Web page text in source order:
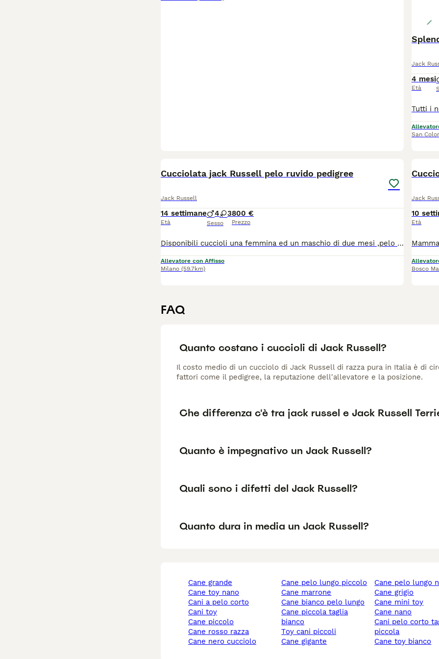
Jack
4 mesi
Età
San
Cucciolata jack Russell pelo ruvido pedigree
Jack Russell
14 settimane
Età
4 3
Sesso
800 €
Prezzo
Disponibili cuccioli una femmina ed un maschio di due mesi ,pelo ruvido bianco tan Carattere tranquillo cresciuti in famiglia a stretto contatto con noi piccola taglia 5 /6 kg da adulto Ceduti solo a referenziati visibili con i genitori, test genetici e certificazione ufficiale displasia rotula nati in casa ed abituati alla traversa. Cuccioli socializzati,sani,allevati da famiglia di medico veterinario. Pedigree Roi Microchip, due trattamenti sverminanti e due vaccinazioni Vendita Con FATTURA. Tassativamente no commercianti, no spedizioni a sconosciuti, no allevatori
Allevatore con Affisso
Milano (59.7km)
Jack
10
Età
Bosco
FAQ
Quanto costano i cuccioli di Jack Russell?
Il costo medio di un cucciolo di Jack Russell di razza pura in Italia è di
fattori come il pedigree, la reputazione dell'allevatore e la posizione.
Che differenza c'è tra jack russel e Jack Russell
Quanto è impegnativo un Jack Russell?
Quali sono i difetti del Jack Russell?
Quanto dura in media un Jack Russell?
cane grande
cane toy nano
cani a pelo corto
cani toy
cane piccolo
cane rosso razza
cane nero cucciolo
cane pelo lungo piccolo
cane marrone
cane bianco pelo lungo
cane piccola taglia
bianco
toy cani piccoli
cane gigante
cane pelo lungo
cane grigio
cane mini toy
cane nano
cani pelo corto taglia
piccola
cane toy bianco